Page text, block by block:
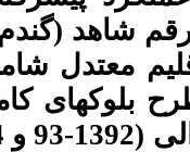
دنا و گندم
نیشابور،
تصادفی با سه
تکرار و طی دو سال زراعی متوالی (1392-93 و 94-1393) کشت و